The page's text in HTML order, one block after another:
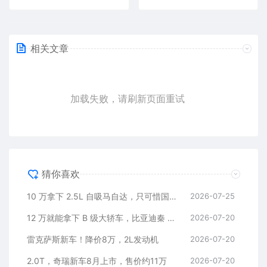
相关文章
加载失败，请刷新页面重试
猜你喜欢
10 万拿下 2.5L 自吸马自达，只可惜国内暂时没份 2026-07-25
12 万就能拿下 B 级大轿车，比亚迪秦 MAX 直接打乱合资定价逻辑 2026-07-20
雷克萨斯新车！降价8万，2L发动机 2026-07-20
2.0T，奇瑞新车8月上市，售价约11万 2026-07-20